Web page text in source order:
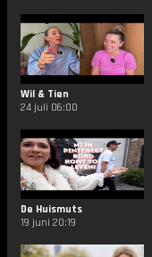
Wil & Tien
24 juli 06:00
De Huismuts
19 juni 20:19